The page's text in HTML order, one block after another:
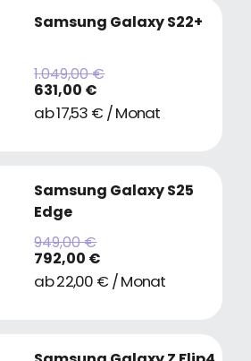
Samsung Galaxy S22+
1.049,00 €
631,00 €
ab 17,53 € / Monat
Samsung Galaxy S25
Edge
949,00 €
792,00 €
ab 22,00 € / Monat